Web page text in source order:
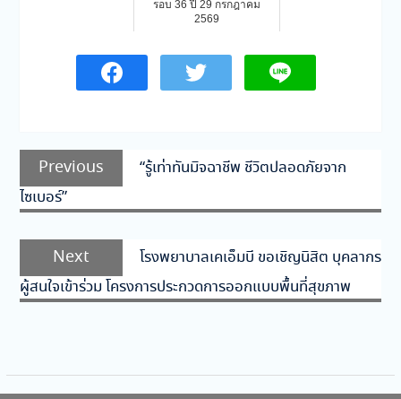
รอบ 36 ปี 29 กรกฎาคม
2569
แนะแนว
เรื่อง
Previous
Previous
post:
“รู้เท่าทันมิจฉาชีพ ชีวิตปลอดภัยจาก
ไซเบอร์”
Next
Next
post:
โรงพยาบาลเคเอ็มบี ขอเชิญนิสิต บุคลากร
ผู้สนใจเข้าร่วม โครงการประกวดการออกแบบพื้นที่สุขภาพ